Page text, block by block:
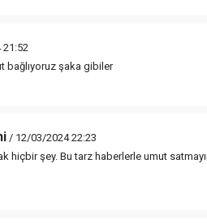
bağlıyoruz şaka gibiler
/ 12/03/2024 22:23
hiçbir şey. Bu tarz haberlerle umut